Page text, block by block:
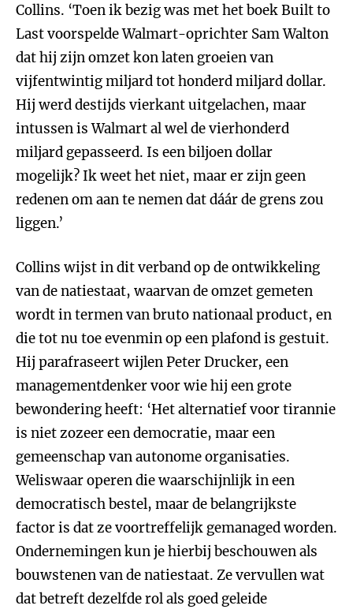
Collins. ‘Toen ik bezig was met het boek Built to
Last voorspelde Walmart-oprichter Sam Walton
dat hij zijn omzet kon laten groeien van
vijfentwintig miljard tot honderd miljard dollar.
Hij werd destijds vierkant uitgelachen, maar
intussen is Walmart al wel de vierhonderd
miljard gepasseerd. Is een biljoen dollar
mogelijk? Ik weet het niet, maar er zijn geen
redenen om aan te nemen dat dáár de grens zou
liggen.’
Collins wijst in dit verband op de ontwikkeling
van de natiestaat, waarvan de omzet gemeten
wordt in termen van bruto nationaal product, en
die tot nu toe evenmin op een plafond is gestuit.
Hij parafraseert wijlen Peter Drucker, een
managementdenker voor wie hij een grote
bewondering heeft: ‘Het alternatief voor tirannie
is niet zozeer een democratie, maar een
gemeenschap van autonome organisaties.
Weliswaar operen die waarschijnlijk in een
democratisch bestel, maar de belangrijkste
factor is dat ze voortreffelijk gemanaged worden.
Ondernemingen kun je hierbij beschouwen als
bouwstenen van de natiestaat. Ze vervullen wat
dat betreft dezelfde rol als goed geleide